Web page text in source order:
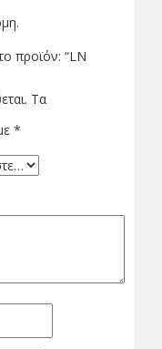
προϊόν: “LN
Τα
*